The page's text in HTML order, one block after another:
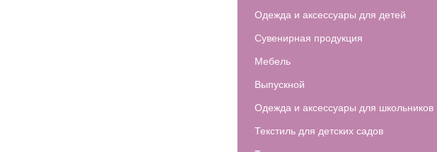
Одежда и аксессуары для детей
Сувенирная продукция
Мебель
Выпускной
Одежда и аксессуары для школьников
Текстиль для детских садов